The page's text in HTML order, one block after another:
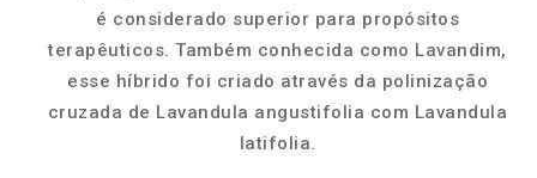
é considerado superior para propósitos
terapêuticos. Também conhecida como Lavandim,
esse híbrido foi criado através da polinização
cruzada de Lavandula angustifolia com Lavandula
latifolia.